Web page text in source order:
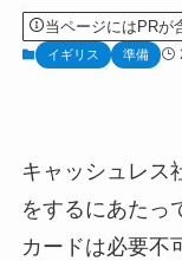
当ページにはPRが
イギリス 準備
キャッシュレス
をするにあたっ
カードは必要不